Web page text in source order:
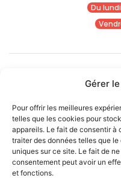
Gérer
Pour offrir les meilleures
telles que les cookies pour
appareils. Le fait de consentir à
traiter des données telles que
uniques sur ce site. Le fait de
consentement peut avoir un
et fonctions.
Du
Restaurateur –
8 Rue Joseph
Du